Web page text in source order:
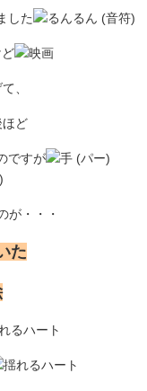
した
、
ほど
ですが
が・・・
た